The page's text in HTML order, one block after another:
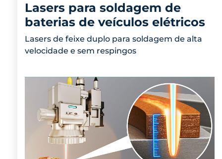
Lasers para soldagem de
baterias de veículos elétricos
Lasers de feixe duplo para soldagem de alta
velocidade e sem respingos